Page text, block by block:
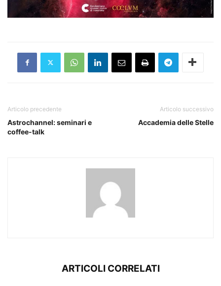
Articolo precedente
Astrochannel: seminari e
coffee-talk
Articolo successivo
Accademia delle Stelle
ARTICOLI CORRELATI